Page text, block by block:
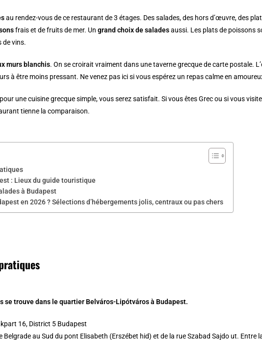
au rendez-vous de ce restaurant de 3 étages. Des salades, des hors d’œuvre, des
frais et de fruits de mer. Ungrand choix de saladesaussi. Les plats de poissons
de vins.
murs blanchis. On se croirait vraiment dans une taverne grecque de carte postale.
à être moins pressant. Ne venez pas ici si vous espérez un repas calme en
une cuisine grecque simple, vous serez satisfait. Si vous êtes Grec ou si vous
tienne la comparaison.
: Lieux du guide touristique
à Budapest
en 2026 ? Sélections d’hébergements jolis, centraux ou pas chers
se trouve dans le quartier Belváros-Lipótváros à Budapest.
16, District 5 Budapest
Belgrade au Sud du pont Elisabeth (Erszébet hid) et de la rue Szabad Sajdo ut. Entre